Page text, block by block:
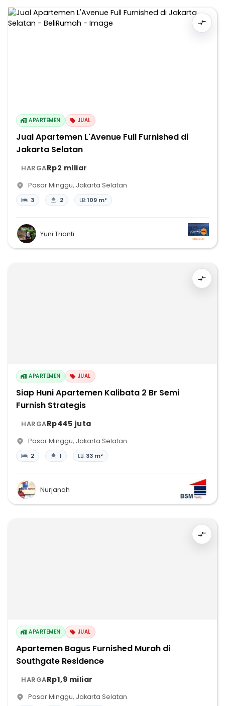
APARTEMEN JUAL
Jual Apartemen L'Avenue Full Furnished di
Jakarta Selatan
HARGARp2 miliar
Pasar Minggu, Jakarta Selatan
3 2 LB:109 m²
Yuni Trianti
APARTEMEN JUAL
Siap Huni Apartemen Kalibata 2 Br Semi
Furnish Strategis
HARGARp445 juta
Pasar Minggu, Jakarta Selatan
2 1 LB: 33 m²
Nurjanah
APARTEMEN JUAL
Apartemen Bagus Furnished Murah di
Southgate Residence
HARGARp1,9 miliar
Pasar Minggu, Jakarta Selatan